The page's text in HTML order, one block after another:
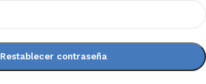
Restablecer contraseña